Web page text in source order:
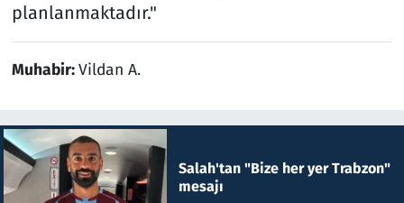
planlanmaktadır."
Muhabir:Vildan A.
Salah'tan "Bize her yer Trabzon"
mesajı